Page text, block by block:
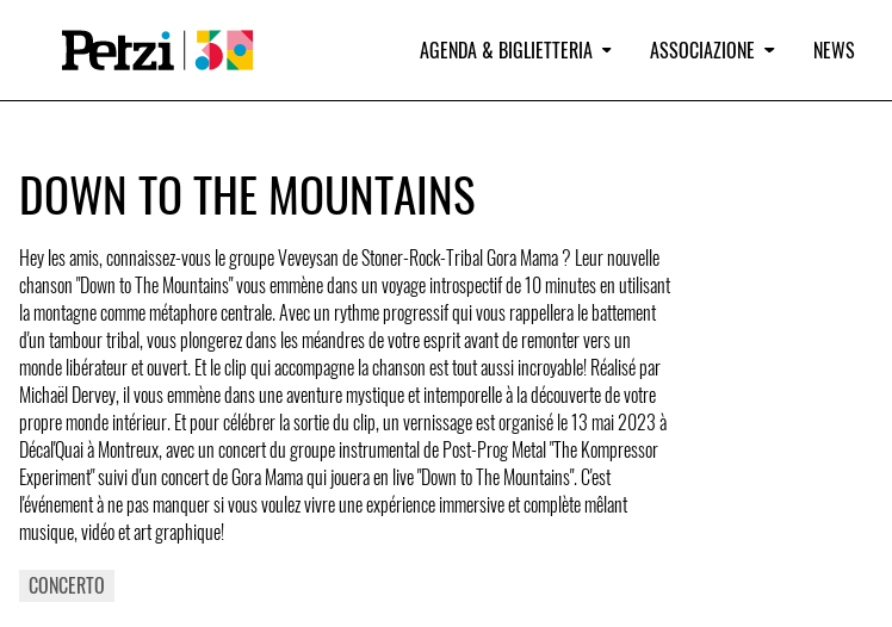
AGENDA & BIGLIETTERIA ASSOCIAZIONE NEWS
DOWN TO THE MOUNTAINS
Hey les amis, connaissez-vous le groupe Veveysan de Stoner-Rock-Tribal Gora Mama ? Leur nouvelle
chanson "Down to The Mountains" vous emmène dans un voyage introspectif de 10 minutes en utilisant
la montagne comme métaphore centrale. Avec un rythme progressif qui vous rappellera le battement
d'un tambour tribal, vous plongerez dans les méandres de votre esprit avant de remonter vers un
monde libérateur et ouvert. Et le clip qui accompagne la chanson est tout aussi incroyable! Réalisé par
Michaël Dervey, il vous emmène dans une aventure mystique et intemporelle à la découverte de votre
propre monde intérieur. Et pour célébrer la sortie du clip, un vernissage est organisé le 13 mai 2023 à
Décal'Quai à Montreux, avec un concert du groupe instrumental de Post-Prog Metal "The Kompressor
Experiment" suivi d'un concert de Gora Mama qui jouera en live "Down to The Mountains". C'est
l'événement à ne pas manquer si vous voulez vivre une expérience immersive et complète mêlant
musique, vidéo et art graphique!
CONCERTO